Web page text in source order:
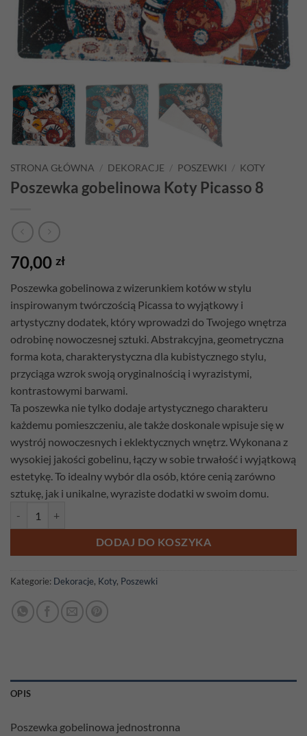
STRONA GŁÓWNA / DEKORACJE / POSZEWKI / KOTY
Poszewka gobelinowa Koty Picasso 8
70,00 zł
Poszewka gobelinowa z wizerunkiem kotów w stylu
inspirowanym twórczością Picassa to wyjątkowy i
artystyczny dodatek, który wprowadzi do Twojego wnętrza
odrobinę nowoczesnej sztuki. Abstrakcyjna, geometryczna
forma kota, charakterystyczna dla kubistycznego stylu,
przyciąga wzrok swoją oryginalnością i wyrazistymi,
kontrastowymi barwami.
Ta poszewka nie tylko dodaje artystycznego charakteru
każdemu pomieszczeniu, ale także doskonale wpisuje się w
wystrój nowoczesnych i eklektycznych wnętrz. Wykonana z
wysokiej jakości gobelinu, łączy w sobie trwałość i wyjątkową
estetykę. To idealny wybór dla osób, które cenią zarówno
sztukę, jak i unikalne, wyraziste dodatki w swoim domu.
DODAJ DO KOSZYKA
Kategorie: Dekoracje, Koty, Poszewki
OPIS
Poszewka gobelinowa jednostronna